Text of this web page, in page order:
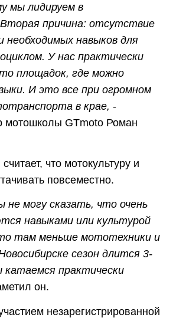
мы лидируем в
причина: отсутствие
навыков для
У нас практически
площадок, где можно
И это все при огромном
в крае, -
мотошколы GTmoto Роман
что мотокультуру и
повсеместно.
не могу сказать, что очень
навыками или культурой
там меньше мототехники и
сезон длится 3-
катаемся практически
он.
незарегистрированной